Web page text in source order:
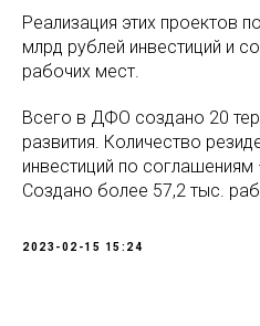
Реализация этих проектов
млрд рублей инвестиций и
рабочих мест.
Всего в ДФО создано 20
развития. Количество
инвестиций по
Создано более 57,2 тыс.
2023-02-15 15:24